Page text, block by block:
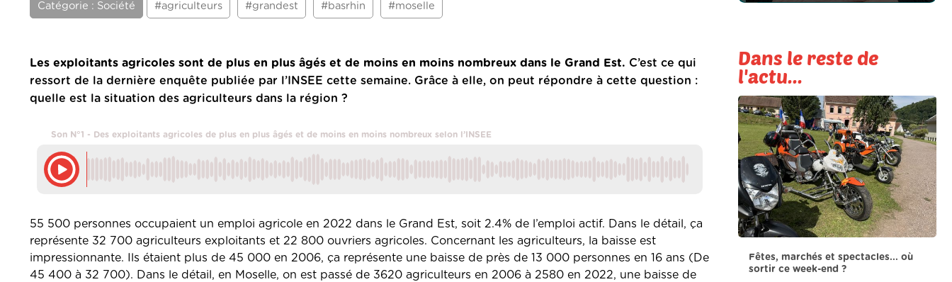
Catégorie : Société #agriculteurs #grandest #basrhin #moselle
Les exploitants agricoles sont de plus en plus âgés et de moins en moins nombreux dans le Grand Est. C’est ce qui
ressort de la dernière enquête publiée par l’INSEE cette semaine. Grâce à elle, on peut répondre à cette question :
quelle est la situation des agriculteurs dans la région ?
Son N°1 - Des exploitants agricoles de plus en plus âgés et de moins en moins nombreux selon l’INSEE
55 500 personnes occupaient un emploi agricole en 2022 dans le Grand Est, soit 2.4% de l’emploi actif. Dans le détail, ça
représente 32 700 agriculteurs exploitants et 22 800 ouvriers agricoles. Concernant les agriculteurs, la baisse est
impressionnante. Ils étaient plus de 45 000 en 2006, ça représente une baisse de près de 13 000 personnes en 16 ans (De
45 400 à 32 700). Dans le détail, en Moselle, on est passé de 3620 agriculteurs en 2006 à 2580 en 2022, une baisse de
Dans le reste de
l'actu...
Fêtes, marchés et spectacles... où
sortir ce week-end ?